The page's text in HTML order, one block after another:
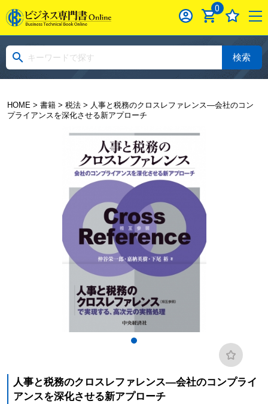
0
検索
HOME> 書籍> 税法> 人事と税務のクロスレファレンス―会社のコン
プライアンスを深化させる新アプローチ
人事と税務のクロスレファレンス―会社のコンプライ
アンスを深化させる新アプローチ